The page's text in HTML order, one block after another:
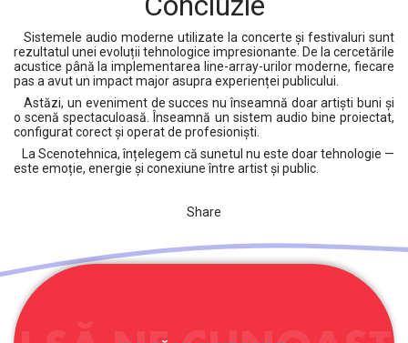
Sistemele audio moderne utilizate la concerte și festivaluri sunt
rezultatul unei evoluții tehnologice impresionante. De la cercetările
acustice până la implementarea line-array-urilor moderne, fiecare
pas a avut un impact major asupra experienței publicului.
Astăzi, un eveniment de succes nu înseamnă doar artiști buni și
o scenă spectaculoasă. Înseamnă un sistem audio bine proiectat,
configurat corect și operat de profesioniști.
La Scenotehnica, înțelegem că sunetul nu este doar tehnologie —
este emoție, energie și conexiune între artist și public.
Share